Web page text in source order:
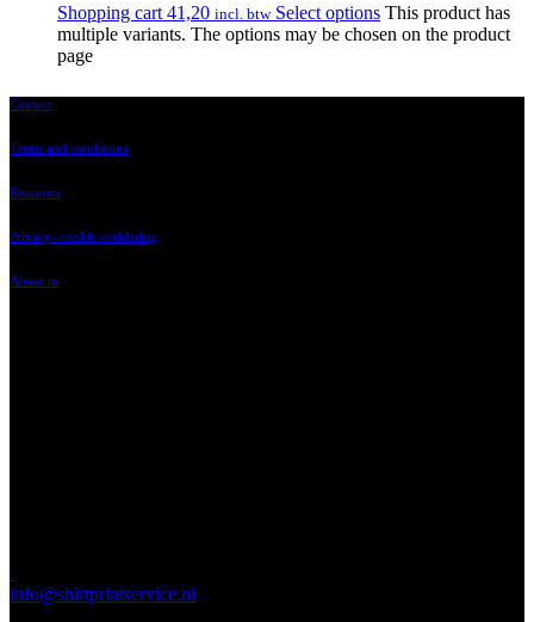
Shopping cart 41,20 incl. btw Select options This product has
multiple variants. The options may be chosen on the product
page
Contact
Terms and conditions
Retouren
Privacy- cookie verklaring
About us
info@shirtprintservice.nl